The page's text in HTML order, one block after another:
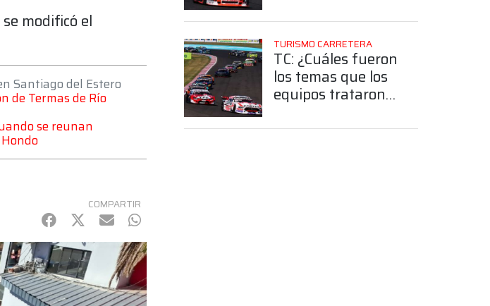
modificó el
Santiago del Estero
de Termas de Río
se reunan
COMPARTIR
Facebook
Twitter
mail WhatsApp
reunan
TURISMO CARRETERA
TC: ¿Cuáles fueron
los temas que los
equipos trataron
Termas de Río